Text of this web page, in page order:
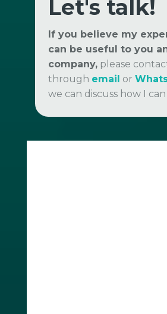
Let's talk!
If you believe my
can be useful to you
company, please
through email or
we can discuss how I